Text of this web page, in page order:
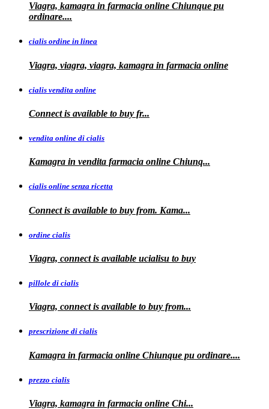
Viagra, kamagra in farmacia online Chiunque pu
ordinare....
cialis ordine in linea
Viagra, viagra, viagra, kamagra in farmacia online
cialis vendita online
Connect is available to buy fr...
vendita online di cialis
Kamagra in vendita farmacia online Chiunq...
cialis online senza ricetta
Connect is available to buy from. Kama...
ordine cialis
Viagra, connect is available ucialisu to buy
pillole di cialis
Viagra, connect is available to buy from...
prescrizione di cialis
Kamagra in farmacia online Chiunque pu ordinare....
prezzo cialis
Viagra, kamagra in farmacia online Chi...